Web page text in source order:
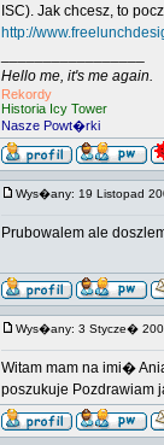
ISC). Jak chcesz, to
http://
Hello me, it's me again.
Rekordy
Historia Icy Tower
Nasze Powt�rki
Wys�any: 19 Listopad
Prubowalem ale
Wys�any: 3 Stycze�
Witam mam na imi�
poszukuje